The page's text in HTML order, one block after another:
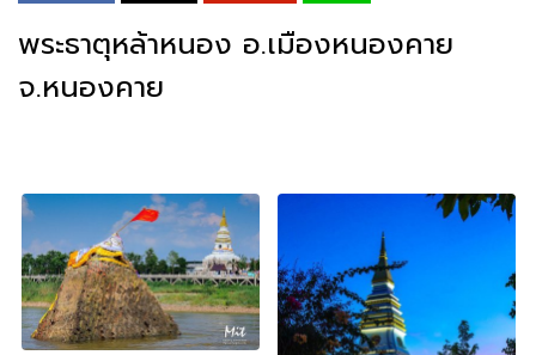
พระธาตุหล้าหนอง อ.เมืองหนองคาย
จ.หนองคาย